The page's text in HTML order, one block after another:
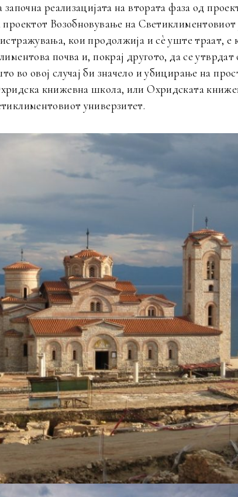
започна реализацијата на втората фаза од
проектот Возобновување на
кои продолжија и сè уште траат, е
почва и, покрај другото, да се
во овој случај би значело и убицирање на
книжевна школа, или Охридската
универзитет.